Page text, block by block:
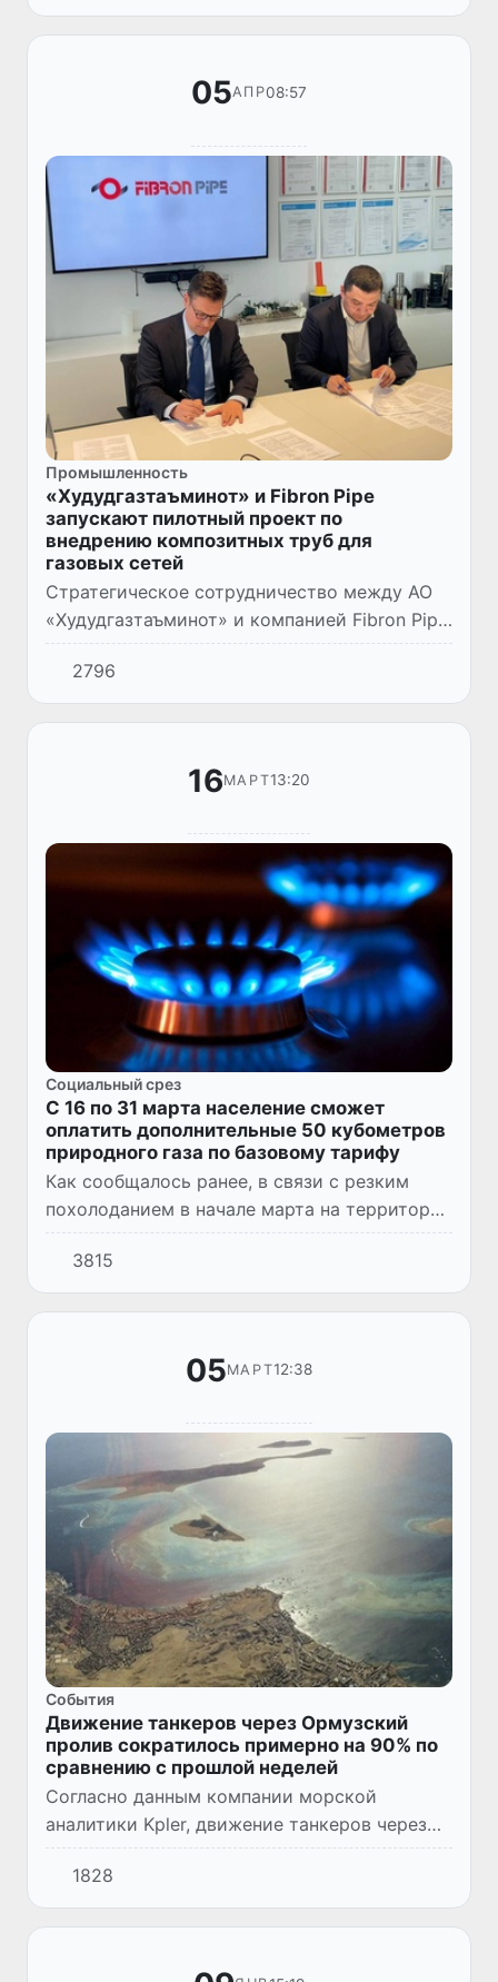
05АПР08:57
Промышленность
«Худудгазтаъминот» и Fibron Pipe
запускают пилотный проект по
внедрению композитных труб для
газовых сетей
Стратегическое сотрудничество между АО
«Худудгазтаъминот» и компанией Fibron Pipe
вышло на новый этап. Стороны официально
подписали грантовое соглашение, дав старт
практической фаз...
2796
16МАРТ13:20
Социальный срез
С 16 по 31 марта население сможет
оплатить дополнительные 50 кубометров
природного газа по базовому тарифу
Как сообщалось ранее, в связи с резким
похолоданием в начале марта на территории
республики, срок действия ежемесячной
базовой нормы потребления природного
газа, установленной на о...
3815
05МАРТ12:38
Cобытия
Движение танкеров через Ормузский
пролив сократилось примерно на 90% по
сравнению с прошлой неделей
Согласно данным компании морской
аналитики Kpler, движение танкеров через
Ормузский пролив сократилось примерно на
90% по сравнению с прошлой неделей.
1828